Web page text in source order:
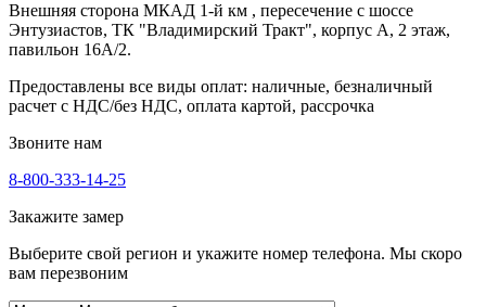
Внешняя сторона МКАД 1-й км , пересечение с шоссе
Энтузиастов, ТК "Владимирский Тракт", корпус А, 2 этаж,
павильон 16А/2.
Предоставлены все виды оплат: наличные, безналичный
расчет с НДС/без НДС, оплата картой, рассрочка
Звоните нам
8-800-333-14-25
Закажите замер
Выберите свой регион и укажите номер телефона. Мы скоро
вам перезвоним